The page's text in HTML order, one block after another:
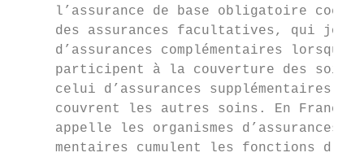
l’assurance de base obligatoire
des assurances facultatives, qui
d’assurances complémentaires
participent à la couverture des soins
celui d’assurances supplémentaires
couvrent les autres soins. En
appelle les organismes d’assurances
mentaires cumulent les fonctions